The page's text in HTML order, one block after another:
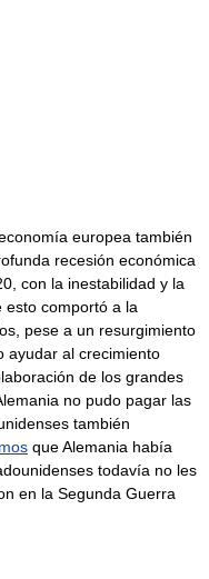
europea también
recesión económica
con la inestabilidad y la
esto comportó a la
pese a un resurgimiento
ayudar al crecimiento
de los grandes
no pudo pagar las
también
que Alemania había
todavía no les
en la Segunda Guerra